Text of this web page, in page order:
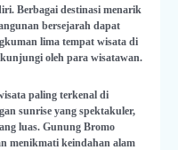
Berbagai destinasi menarik
bersejarah dapat
lima tempat wisata di
oleh para wisatawan.
paling terkenal di
sunrise yang spektakuler,
luas. Gunung Bromo
menikmati keindahan alam